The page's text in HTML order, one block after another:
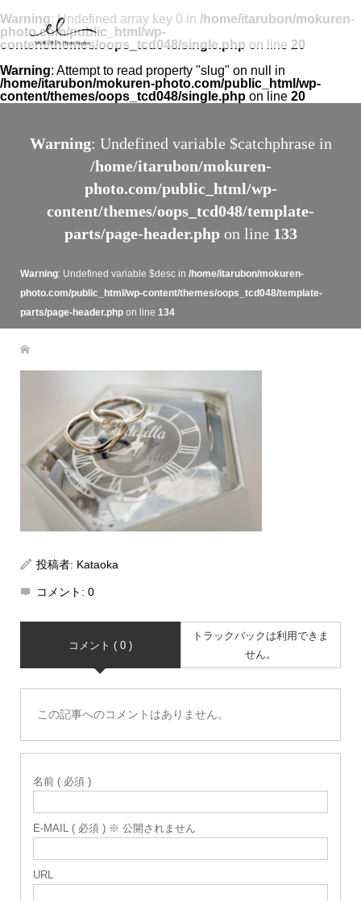
Warning: Undefined array key 0 in /home/itarubon/mokuren-
photo.com/public_html/wp-
content/themes/oops_tcd048/single.php on line 20
Warning: Attempt to read property "slug" on null in
/home/itarubon/mokuren-photo.com/public_html/wp-
content/themes/oops_tcd048/single.php on line 20
Warning: Undefined variable $catchphrase in
/home/itarubon/mokuren-
photo.com/public_html/wp-
content/themes/oops_tcd048/template-
parts/page-header.phpon line 133
Warning: Undefined variable $desc in /home/itarubon/mokuren-
photo.com/public_html/wp-content/themes/oops_tcd048/template-
parts/page-header.phpon line 134
投稿者: Kataoka
コメント: 0
コメント ( 0 )
トラックバックは利用できま
せん。
この記事へのコメントはありません。
名前 ( 必須 )
E-MAIL ( 必須 ) ※ 公開されません
URL